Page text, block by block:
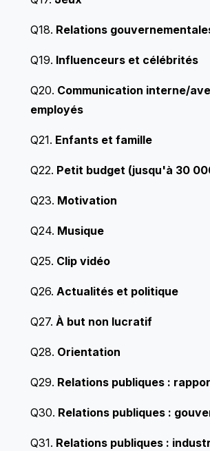
Q18. Relations
Q19. Influenceurs et célébrités
Q20. Communication interne/
employés
Q21. Enfants et famille
Q22. Petit budget (jusqu'à 30
Q23. Motivation
Q24. Musique
Q25. Clip vidéo
Q26. Actualités et politique
Q27. À but non lucratif
Q28. Orientation
Q29. Relations publiques :
Q30. Relations publiques :
Q31. Relations publiques :